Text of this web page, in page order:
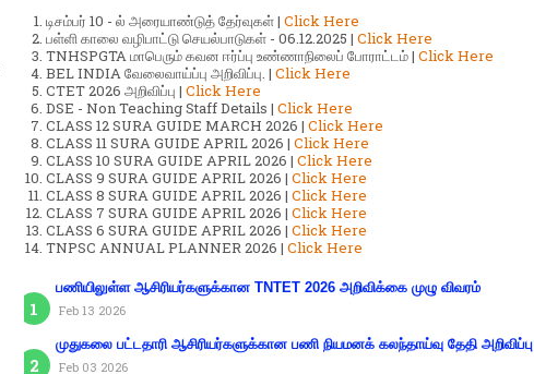
டிசம்பர் 10 - ல் அரையாண்டுத் தேர்வுகள் | Click Here
பள்ளி காலை வழிபாட்டு செயல்பாடுகள் - 06.12.2025 | Click Here
TNHSPGTA மாபெரும் கவன ஈர்ப்பு உண்ணாநிலைப் போராட்டம் | Click Here
BEL INDIA வேலைவாய்ப்பு அறிவிப்பு. | Click Here
CTET 2026 அறிவிப்பு | Click Here
DSE - Non Teaching Staff Details | Click Here
CLASS 12 SURA GUIDE MARCH 2026 | Click Here
CLASS 11 SURA GUIDE APRIL 2026 | Click Here
CLASS 10 SURA GUIDE APRIL 2026 | Click Here
CLASS 9 SURA GUIDE APRIL 2026 | Click Here
CLASS 8 SURA GUIDE APRIL 2026 | Click Here
CLASS 7 SURA GUIDE APRIL 2026 | Click Here
CLASS 6 SURA GUIDE APRIL 2026 | Click Here
TNPSC ANNUAL PLANNER 2026 | Click Here
பணியிலுள்ள ஆசிரியர்களுக்கான TNTET 2026 அறிவிக்கை முழு விவரம்
Feb 13 2026
முதுகலை பட்டதாரி ஆசிரியர்களுக்கான பணி நியமனக் கலந்தாய்வு தேதி அறிவிப்பு
Feb 03 2026